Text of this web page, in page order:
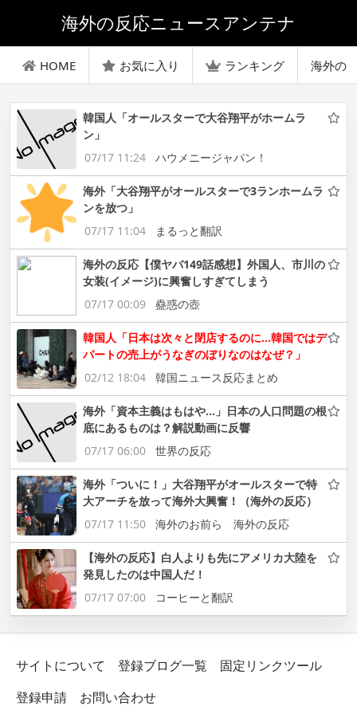
海外の反応ニュースアンテナ
HOME お気に入り ランキング 海外の
韓国人「オールスターで大谷翔平がホームラ
ン」
07/17 11:24
ハウメニージャパン！
海外「大谷翔平がオールスターで3ランホームラ
ンを放つ」
07/17 11:04
まるっと翻訳
海外の反応【僕ヤバ149話感想】外国人、市川の
女装(イメージ)に興奮しすぎてしまう
07/17 00:09
蠱惑の壺
韓国人「日本は次々と閉店するのに…韓国ではデ
パートの売上がうなぎのぼりなのはなぜ？」
02/12 18:04
韓国ニュース反応まとめ
海外「資本主義はもはや…」日本の人口問題の根
底にあるものは？解説動画に反響
07/17 06:00
世界の反応
海外「ついに！」大谷翔平がオールスターで特
大アーチを放って海外大興奮！（海外の反応）
07/17 11:50
海外のお前ら 海外の反応
【海外の反応】白人よりも先にアメリカ大陸を
発見したのは中国人だ！
07/17 07:00
コーヒーと翻訳
サイトについて 登録ブログ一覧
固定リンクツール
登録申請
お問い合わせ